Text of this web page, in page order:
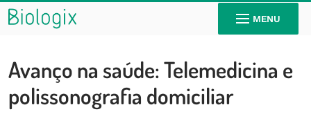
MENU
Avanço na saúde: Telemedicina e
polissonografia domiciliar